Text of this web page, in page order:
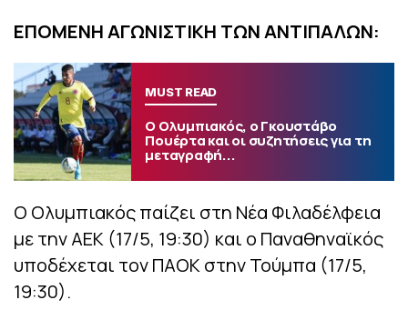
ΕΠΟΜΕΝΗ ΑΓΩΝΙΣΤΙΚΗ ΤΩΝ ΑΝΤΙΠΑΛΩΝ:
MUST READ
Ο Ολυμπιακός, ο Γκουστάβο
Πουέρτα και οι συζητήσεις για τη
μεταγραφή...
Ο Ολυμπιακός παίζει στη Νέα Φιλαδέλφεια
με την ΑΕΚ (17/5, 19:30) και ο Παναθηναϊκός
υποδέχεται τον ΠΑΟΚ στην Τούμπα (17/5,
19:30).